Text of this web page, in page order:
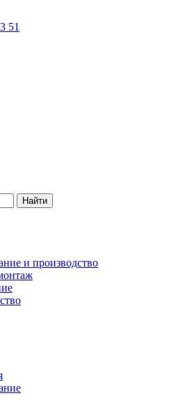
51
Найти
и производство